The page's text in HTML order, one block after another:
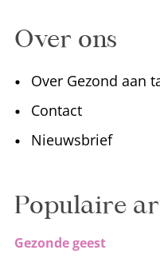
Over ons
Over Gezond aan
Contact
Nieuwsbrief
Populaire
Gezonde geest